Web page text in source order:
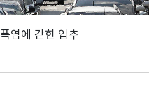
폭염에 갇힌 입추